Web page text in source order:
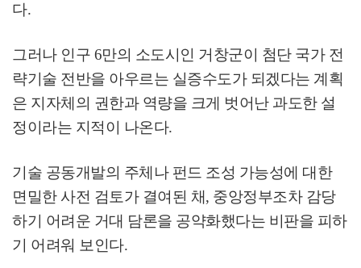
다.
그러나 인구 6만의 소도시인 거창군이 첨단 국가 전
략기술 전반을 아우르는 실증수도가 되겠다는 계획
은 지자체의 권한과 역량을 크게 벗어난 과도한 설
정이라는 지적이 나온다.
기술 공동개발의 주체나 펀드 조성 가능성에 대한
면밀한 사전 검토가 결여된 채, 중앙정부조차 감당
하기 어려운 거대 담론을 공약화했다는 비판을 피하
기 어려워 보인다.